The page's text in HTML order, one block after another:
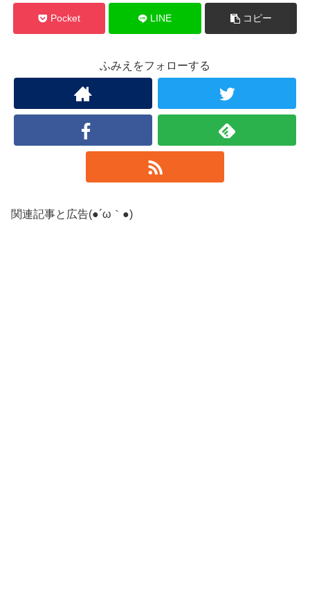
Pocket LINE コピー
ふみえをフォローする
関連記事と広告(●´ω｀●)